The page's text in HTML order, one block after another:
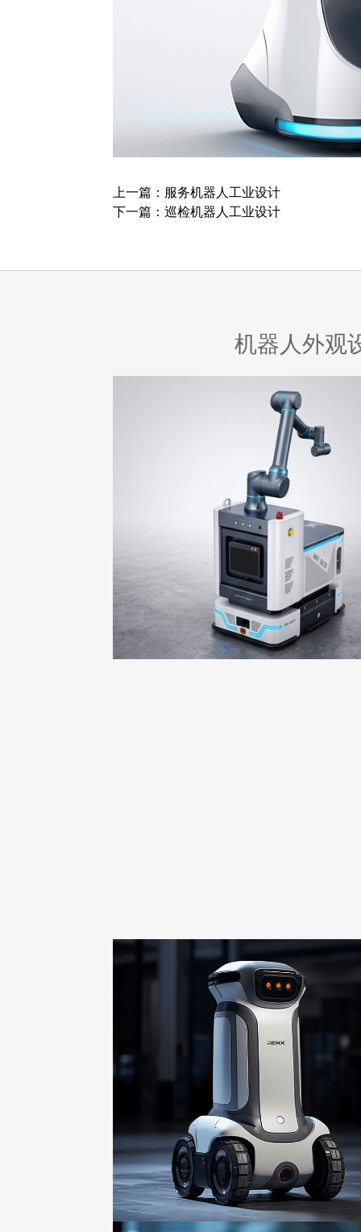
上一篇： 服务机器人工业设计
下一篇： 巡检机器人工业设计
机器人外观